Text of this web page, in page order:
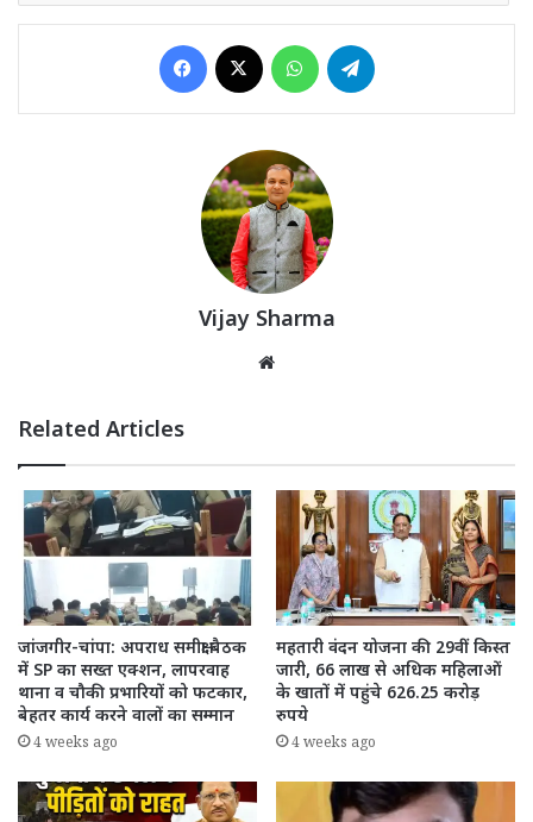
Facebook WhatsApp
Vijay Sharma
Related Articles
जांजगीर-चांपा: अपराध समीक्षा बैठक
में SP का सख्त एक्शन, लापरवाह
थाना व चौकी प्रभारियों को फटकार,
बेहतर कार्य करने वालों का सम्मान
4 weeks ago
महतारी वंदन योजना की 29वीं किस्त
जारी, 66 लाख से अधिक महिलाओं
के खातों में पहुंचे 626.25 करोड़
रुपये
4 weeks ago